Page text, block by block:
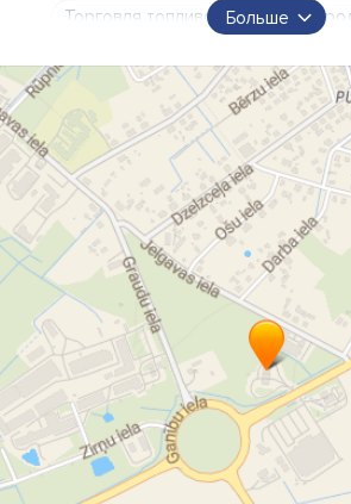
Торговля топливом и другими
смазочные вещества
Масла
Доставка топлива
горючее
Безакцизное
Больше